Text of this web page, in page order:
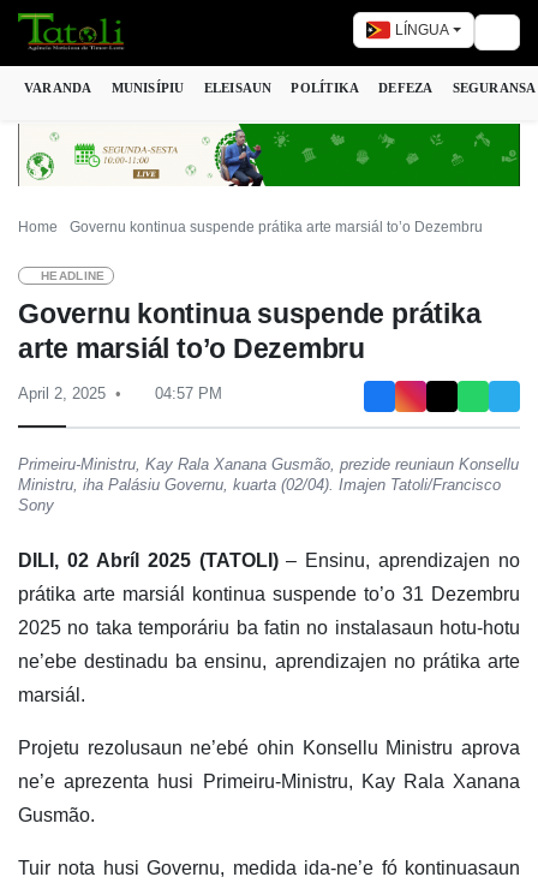
LÍNGUA
VARANDA MUNISÍPIU ELEISAUN POLÍTIKA DEFEZA SEGURANSA
Home Governu kontinua suspende prátika arte marsiál to’o Dezembru
HEADLINE
Governu kontinua suspende prátika
arte marsiál to’o Dezembru
April 2, 2025 04:57 PM
Primeiru-Ministru, Kay Rala Xanana Gusmão, prezide reuniaun Konsellu
Ministru, iha Palásiu Governu, kuarta (02/04). Imajen Tatoli/Francisco
Sony
DILI, 02 Abríl 2025 (TATOLI)– Ensinu, aprendizajen no
prátika arte marsiál kontinua suspende to’o 31 Dezembru
2025 no taka temporáriu ba fatin no instalasaun hotu-hotu
ne’ebe destinadu ba ensinu, aprendizajen no prátika arte
marsiál.
Projetu rezolusaun ne’ebé ohin Konsellu Ministru aprova
ne’e aprezenta husi Primeiru-Ministru, Kay Rala Xanana
Gusmão.
Tuir nota husi Governu, medida ida-ne’e fó kontinuasaun